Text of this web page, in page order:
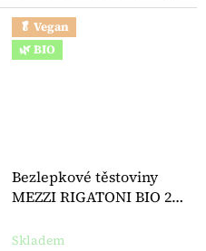
🥬 Vegan
🌿 BIO
Bezlepkové těstoviny
MEZZI RIGATONI BIO 250
Skladem